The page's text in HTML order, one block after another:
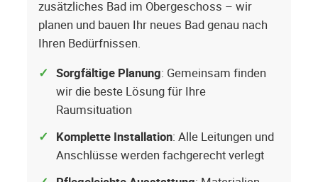
zusätzliches Bad im Obergeschoss – wir
planen und bauen Ihr neues Bad genau nach
Ihren Bedürfnissen.
Sorgfältige Planung: Gemeinsam finden
wir die beste Lösung für Ihre
Raumsituation
Komplette Installation: Alle Leitungen und
Anschlüsse werden fachgerecht verlegt